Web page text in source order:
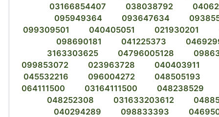
03166854407
038038792
095949364
093647634
099309501
040405051 021930201
098690181
041225373
3163303625
04796005128
099853072
023963728
040403911
045532216
096004272
048505193
064111500
03164111500
048238529
048252308
031633203612
040294289
098833393